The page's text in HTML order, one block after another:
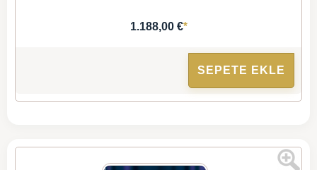
1.188,00 €*
SEPETE EKLE